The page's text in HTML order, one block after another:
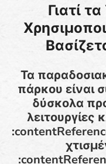
Γιατί
Τα
πάρκου είναι
δύσκολα
λειτουργίες